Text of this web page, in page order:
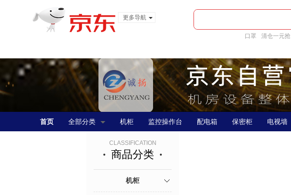
更多导航
口罩 清仓一元抢
首页 全部分类 机柜 监控操作台 配电箱 保密柜 电视墙
CLASSIFICATION
商品分类
机柜